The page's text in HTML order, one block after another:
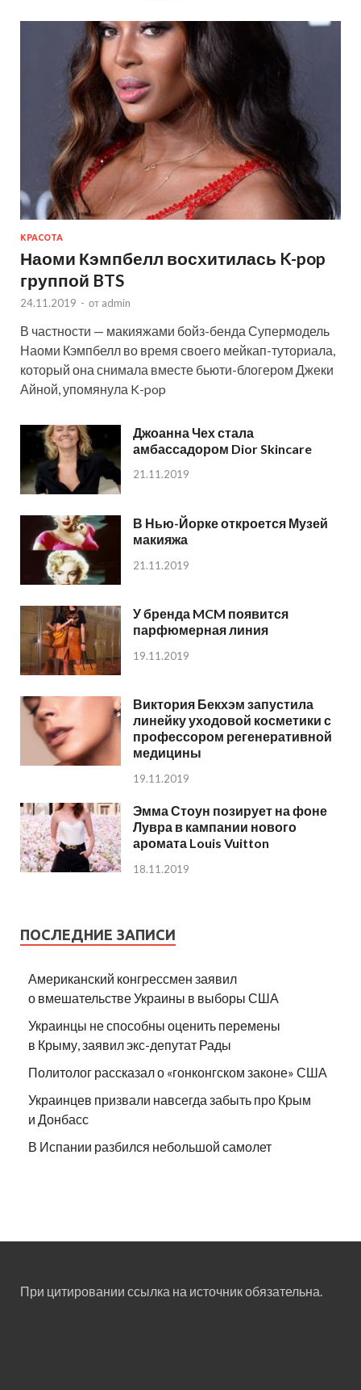
КРАСОТА
Наоми Кэмпбелл восхитилась K-pop
группой BTS
24.11.2019 - от admin
В частности — макияжами бойз-бенда Супермодель
Наоми Кэмпбелл во время своего мейкап-туториала,
который она снимала вместе бьюти-блогером Джеки
Айной, упомянула K-pop
Джоанна Чех стала
амбассадором Dior Skincare
21.11.2019
В Нью-Йорке откроется Музей
макияжа
21.11.2019
У бренда MCM появится
парфюмерная линия
19.11.2019
Виктория Бекхэм запустила
линейку уходовой косметики с
профессором регенеративной
медицины
19.11.2019
Эмма Стоун позирует на фоне
Лувра в кампании нового
аромата Louis Vuitton
18.11.2019
ПОСЛЕДНИЕ ЗАПИСИ
Американский конгрессмен заявил
о вмешательстве Украины в выборы США
Украинцы не способны оценить перемены
в Крыму, заявил экс-депутат Рады
Политолог рассказал о «гонконгском законе» США
Украинцев призвали навсегда забыть про Крым
и Донбасс
В Испании разбился небольшой самолет
При цитировании ссылка на источник обязательна.